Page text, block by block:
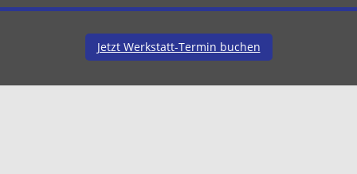
Jetzt Werkstatt-Termin buchen